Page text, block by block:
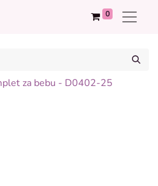
0
za bebu - D0402-25